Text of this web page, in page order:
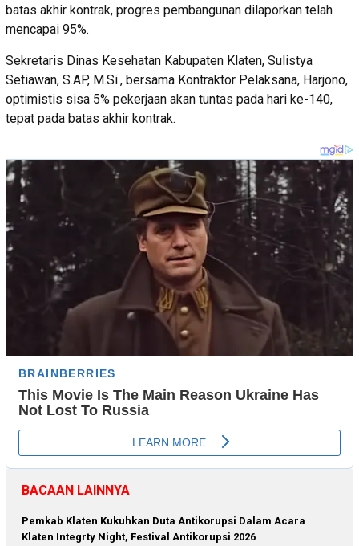
batas akhir kontrak, progres pembangunan dilaporkan telah
mencapai 95%.
Sekretaris Dinas Kesehatan Kabupaten Klaten, Sulistya
Setiawan, S.AP, M.Si., bersama Kontraktor Pelaksana, Harjono,
optimistis sisa 5% pekerjaan akan tuntas pada hari ke-140,
tepat pada batas akhir kontrak.
BACAAN LAINNYA
Pemkab Klaten Kukuhkan Duta Antikorupsi Dalam Acara
Klaten Integrty Night, Festival Antikorupsi 2026